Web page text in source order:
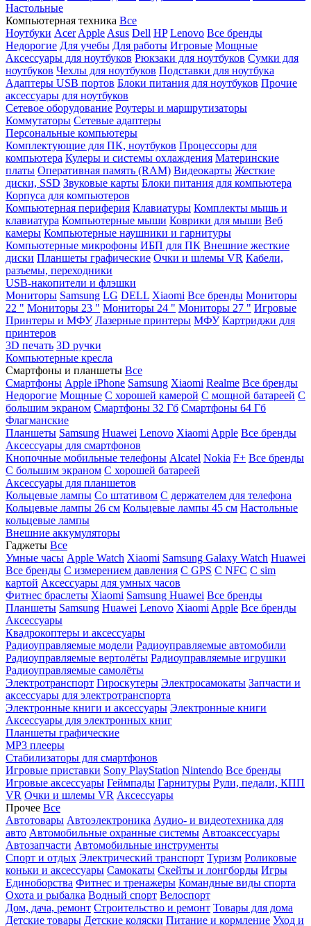
Настольные
Компьютерная техника Все
Ноутбуки Acer Apple Asus Dell HP Lenovo Все бренды
Недорогие Для учебы Для работы Игровые Мощные
Аксессуары для ноутбуков Рюкзаки для ноутбуков Сумки для
ноутбуков Чехлы для ноутбуков Подставки для ноутбука
Адаптеры USB портов Блоки питания для ноутбуков Прочие
аксессуары для ноутбуков
Сетевое оборудование Роутеры и маршрутизаторы
Коммутаторы Сетевые адаптеры
Персональные компьютеры
Комплектующие для ПК, ноутбуков Процессоры для
компьютера Кулеры и системы охлаждения Материнские
платы Оперативная память (RAM) Видеокарты Жесткие
диски, SSD Звуковые карты Блоки питания для компьютера
Корпуса для компьютеров
Компьютерная периферия Клавиатуры Комплекты мышь и
клавиатура Компьютерные мыши Коврики для мыши Веб
камеры Компьютерные наушники и гарнитуры
Компьютерные микрофоны ИБП для ПК Внешние жесткие
диски Планшеты графические Очки и шлемы VR Кабели,
разъемы, переходники
USB-накопители и флэшки
Мониторы Samsung LG DELL Xiaomi Все бренды Мониторы
22 " Мониторы 23 " Мониторы 24 " Мониторы 27 " Игровые
Принтеры и МФУ Лазерные принтеры МФУ Картриджи для
принтеров
3D печать 3D ручки
Компьютерные кресла
Смартфоны и планшеты Все
Смартфоны Apple iPhone Samsung Xiaomi Realme Все бренды
Недорогие Мощные С хорошей камерой С мощной батареей С
большим экраном Смартфоны 32 Гб Смартфоны 64 Гб
Флагманские
Планшеты Samsung Huawei Lenovo Xiaomi Apple Все бренды
Аксессуары для смартфонов
Кнопочные мобильные телефоны Alcatel Nokia F+ Все бренды
С большим экраном С хорошей батареей
Аксессуары для планшетов
Кольцевые лампы Со штативом C держателем для телефона
Кольцевые лампы 26 см Кольцевые лампы 45 см Настольные
кольцевые лампы
Внешние аккумуляторы
Гаджеты Все
Умные часы Apple Watch Xiaomi Samsung Galaxy Watch Huawei
Все бренды C измерением давления C GPS C NFC C sim
картой Аксессуары для умных часов
Фитнес браслеты Xiaomi Samsung Huawei Все бренды
Планшеты Samsung Huawei Lenovo Xiaomi Apple Все бренды
Аксессуары
Квадрокоптеры и аксессуары
Радиоуправляемые модели Радиоуправляемые автомобили
Радиоуправляемые вертолёты Радиоуправляемые игрушки
Радиоуправляемые самолёты
Электротранспорт Гироскутеры Электросамокаты Запчасти и
аксессуары для электротранспорта
Электронные книги и аксессуары Электронные книги
Аксессуары для электронных книг
Планшеты графические
MP3 плееры
Стабилизаторы для смартфонов
Игровые приставки Sony PlayStation Nintendo Все бренды
Игровые аксессуары Геймпады Гарнитуры Рули, педали, КПП
VR Очки и шлемы VR Аксессуары
Прочее Все
Автотовары Автоэлектроника Аудио- и видеотехника для
авто Автомобильные охранные системы Автоаксессуары
Автозапчасти Автомобильные инструменты
Спорт и отдых Электрический транспорт Туризм Роликовые
коньки и аксессуары Самокаты Скейты и лонгборды Игры
Единоборства Фитнес и тренажеры Командные виды спорта
Охота и рыбалка Водный спорт Велоспорт
Дом, дача, ремонт Строительство и ремонт Товары для дома
Детские товары Детские коляски Питание и кормление Уход и